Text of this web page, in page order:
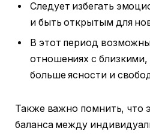
Следует избегать
и быть открытым для
В этот период
отношениях с
больше ясности и
Также важно помнить, что
баланса между